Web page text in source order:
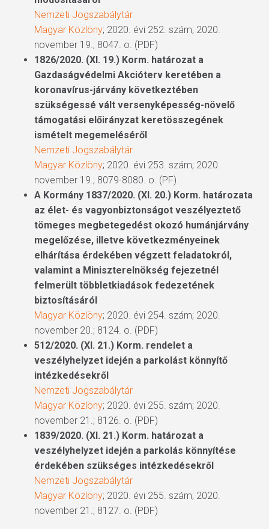
Nemzeti Jogszabálytár
Magyar Közlöny; 2020. évi 252. szám; 2020.
november 19.; 8047. o. (PDF)
1826/2020. (XI. 19.) Korm. határozat a
Gazdaságvédelmi Akcióterv keretében a
koronavírus-járvány következtében
szükségessé vált versenyképesség-növelő
támogatási előirányzat keretösszegének
ismételt megemeléséről
Nemzeti Jogszabálytár
Magyar Közlöny; 2020. évi 253. szám; 2020.
november 19.; 8079-8080. o. (PF)
A Kormány 1837/2020. (XI. 20.) Korm. határozata
az élet- és vagyonbiztonságot veszélyeztető
tömeges megbetegedést okozó humánjárvány
megelőzése, illetve következményeinek
elhárítása érdekében végzett feladatokról,
valamint a Miniszterelnökség fejezetnél
felmerült többletkiadások fedezetének
biztosításáról
Magyar Közlöny; 2020. évi 254. szám; 2020.
november 20.; 8124. o. (PDF)
512/2020. (XI. 21.) Korm. rendelet a
veszélyhelyzet idején a parkolást könnyítő
intézkedésekről
Nemzeti Jogszabálytár
Magyar Közlöny; 2020. évi 255. szám; 2020.
november 21.; 8126. o. (PDF)
1839/2020. (XI. 21.) Korm. határozat a
veszélyhelyzet idején a parkolás könnyítése
érdekében szükséges intézkedésekről
Nemzeti Jogszabálytár
Magyar Közlöny; 2020. évi 255. szám; 2020.
november 21.; 8127. o. (PDF)